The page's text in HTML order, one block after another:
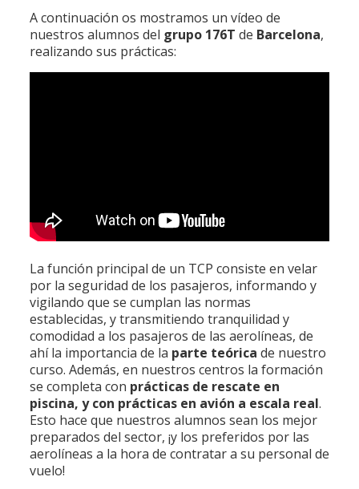
A continuación os mostramos un vídeo de
nuestros alumnos del grupo 176T de Barcelona,
realizando sus prácticas:
La función principal de un TCP consiste en velar
por la seguridad de los pasajeros, informando y
vigilando que se cumplan las normas
establecidas, y transmitiendo tranquilidad y
comodidad a los pasajeros de las aerolíneas, de
ahí la importancia de la parte teórica de nuestro
curso. Además, en nuestros centros la formación
se completa con prácticas de rescate en
piscina, y con prácticas en avión a escala real.
Esto hace que nuestros alumnos sean los mejor
preparados del sector, ¡y los preferidos por las
aerolíneas a la hora de contratar a su personal de
vuelo!